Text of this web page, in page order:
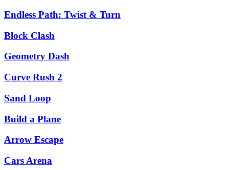
Endless Path: Twist & Turn
Block Clash
Geometry Dash
Curve Rush 2
Sand Loop
Build a Plane
Arrow Escape
Cars Arena